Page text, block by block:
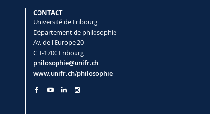
CONTACT
Université de Fribourg
Département de philosophie
Av. de l'Europe 20
CH-1700 Fribourg
philosophie@unifr.ch
www.unifr.ch/philosophie